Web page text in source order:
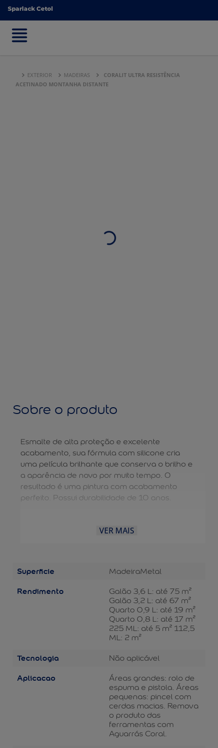
Sparlack Cetol
Sparlack Cetol
EXTERIOR MADEIRAS
CORALIT ULTRA RESISTÊNCIA
ACETINADO MONTANHA DISTANTE
Sobre o produto
Esmalte de alta proteção e excelente
acabamento, sua fórmula com silicone cria
uma película brilhante que conserva o brilho e
a aparência de novo por muito tempo. O
resultado é uma pintura com acabamento
perfeito. Possui durabilidade de 10 anos.
VER MAIS
Superficie MadeiraMetal
Rendimento
Galão 3,6 L: até 75 m²
Galão 3,2 L: até 67 m²
Quarto 0,9 L: até 19 m²
Quarto 0,8 L: até 17 m²
225 ML: até 5 m² 112,5
ML: 2 m²
Tecnologia Não aplicável
Aplicacao
Áreas grandes: rolo de
espuma e pistola. Áreas
pequenas: pincel com
cerdas macias. Remova
o produto das
ferramentas com
Aguarrás Coral.